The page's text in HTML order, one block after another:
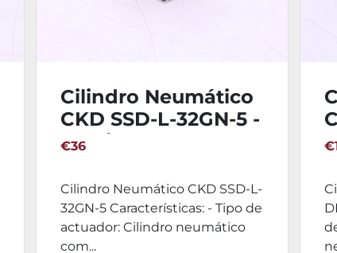
Cilindro Neumático
CKD SSD-L-32GN-5 -
2 Unidades
€36
Cilindro Neumático CKD SSD-L-
32GN-5 Características: - Tipo de
actuador: Cilindro neumático
com...